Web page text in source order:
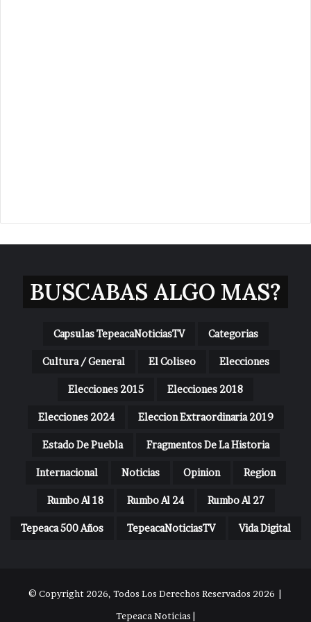
BUSCABAS ALGO MAS?
Capsulas TepeacaNoticiasTV Categorias
Cultura / General El Coliseo Elecciones
Elecciones 2015 Elecciones 2018
Elecciones 2024 Eleccion Extraordinaria 2019
Estado De Puebla Fragmentos De La Historia
Internacional Noticias Opinion Region
Rumbo Al 18 Rumbo Al 24 Rumbo Al 27
Tepeaca 500 Años TepeacaNoticiasTV Vida Digital
© Copyright 2026, Todos Los Derechos Reservados 2026 |
Tepeaca Noticias |